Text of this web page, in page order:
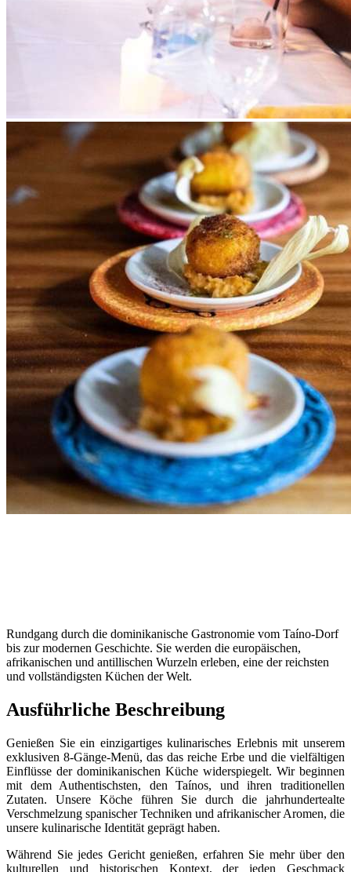
Rundgang durch die dominikanische Gastronomie vom Taíno-Dorf
bis zur modernen Geschichte. Sie werden die europäischen,
afrikanischen und antillischen Wurzeln erleben, eine der reichsten
und vollständigsten Küchen der Welt.
Ausführliche Beschreibung
Genießen Sie ein einzigartiges kulinarisches Erlebnis mit unserem
exklusiven 8-Gänge-Menü, das das reiche Erbe und die vielfältigen
Einflüsse der dominikanischen Küche widerspiegelt. Wir beginnen
mit dem Authentischsten, den Taínos, und ihren traditionellen
Zutaten. Unsere Köche führen Sie durch die jahrhundertealte
Verschmelzung spanischer Techniken und afrikanischer Aromen, die
unsere kulinarische Identität geprägt haben.
Während Sie jedes Gericht genießen, erfahren Sie mehr über den
kulturellen und historischen Kontext, der jeden Geschmack